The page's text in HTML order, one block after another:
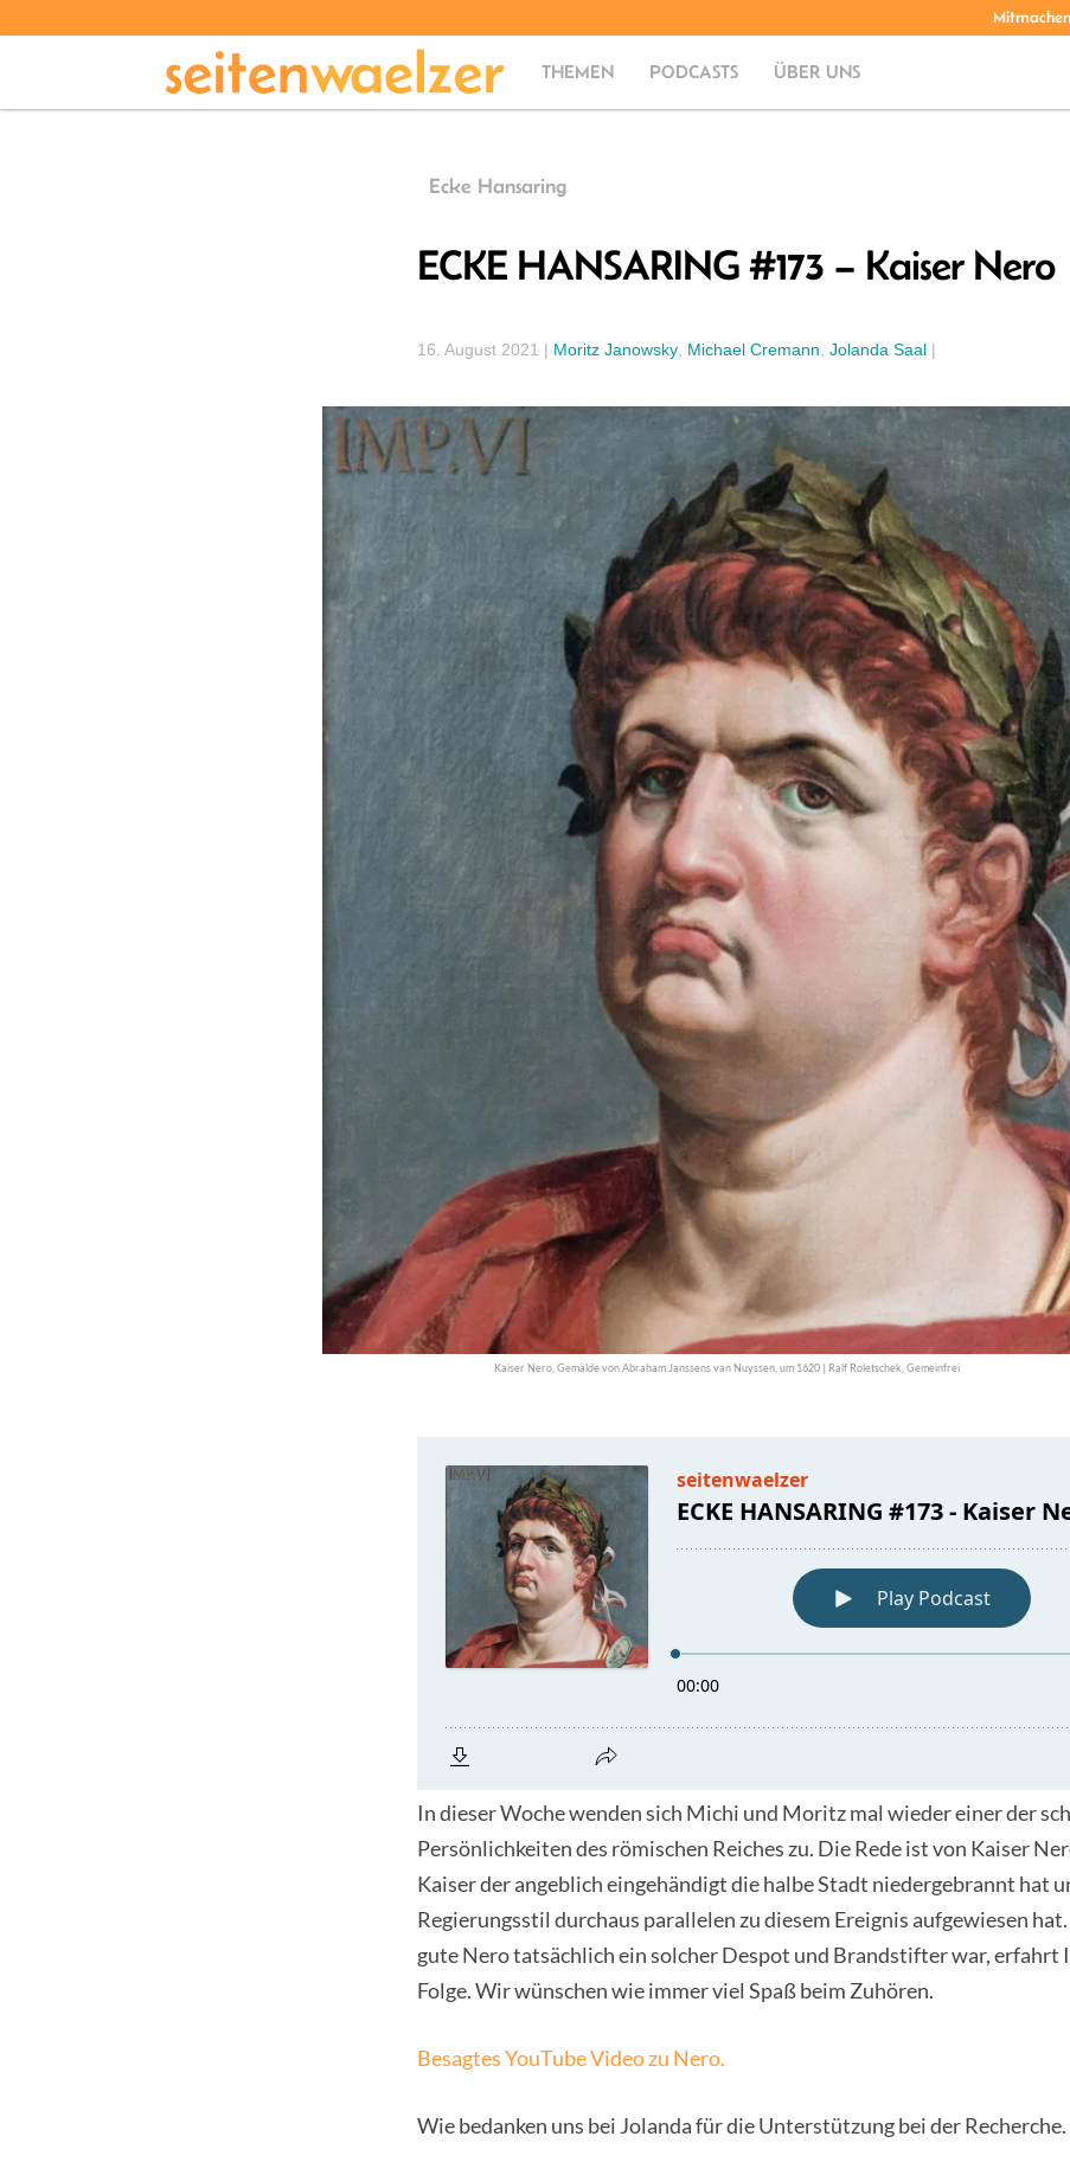
Mitmachen
THEMEN PODCASTS ÜBER UNS
Ecke Hansaring
ECKE HANSARING #173 – Kaiser Nero
16. August 2021 | Moritz Janowsky, Michael Cremann Jolanda Saal|
Kaiser Nero, Gemälde von Abraham Janssens van Nuyssen, um 1620 | Ralf Roletschek, Gemeinfrei
In dieser Woche wenden sich Michi und Moritz mal wieder einer der
Persönlichkeiten des römischen Reiches zu. Die Rede ist von Kaiser
Kaiser der angeblich eingehändigt die halbe Stadt niedergebrannt hat
Regierungsstil durchaus parallelen zu diesem Ereignis aufgewiesen
gute Nero tatsächlich ein solcher Despot und Brandstifter war, erfahrt
Folge. Wir wünschen wie immer viel Spaß beim Zuhören.
Besagtes YouTube Video zu Nero.
Wie bedanken uns bei Jolanda für die Unterstützung bei der Recherche.